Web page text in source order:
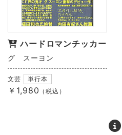
ハードロマンチッカー
グ スーヨン
文芸 単行本
￥1,980 （税込）